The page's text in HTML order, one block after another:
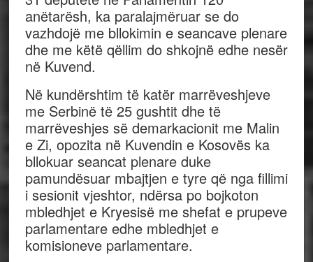
anëtarësh, ka paralajmëruar se do
vazhdojë me bllokimin e seancave plenare
dhe me këtë qëllim do shkojnë edhe nesër
në Kuvend.
Në kundërshtim të katër marrëveshjeve
me Serbinë të 25 gushtit dhe të
marrëveshjes së demarkacionit me Malin
e Zi, opozita në Kuvendin e Kosovës ka
bllokuar seancat plenare duke
pamundësuar mbajtjen e tyre që nga fillimi
i sesionit vjeshtor, ndërsa po bojkoton
mbledhjet e Kryesisë me shefat e prupeve
parlamentare edhe mbledhjet e
komisioneve parlamentare.